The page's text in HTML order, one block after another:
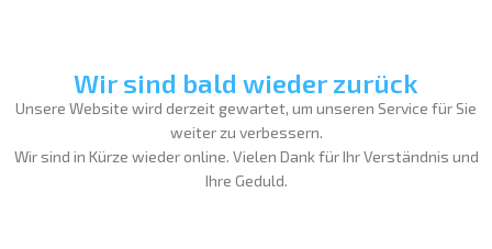
Wir sind bald wieder zurück
Unsere Website wird derzeit gewartet, um unseren Service für Sie
weiter zu verbessern.
Wir sind in Kürze wieder online. Vielen Dank für Ihr Verständnis und
Ihre Geduld.